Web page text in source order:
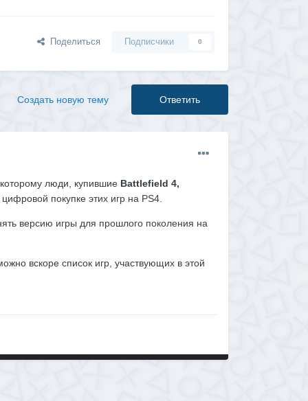
Поделиться Подписчики 0
Ответить
Создать новую тему
люди, купившие Battlefield 4,
покупке этих игр на PS4.
версию игры для прошлого поколения на
вскоре список игр, участвующих в этой